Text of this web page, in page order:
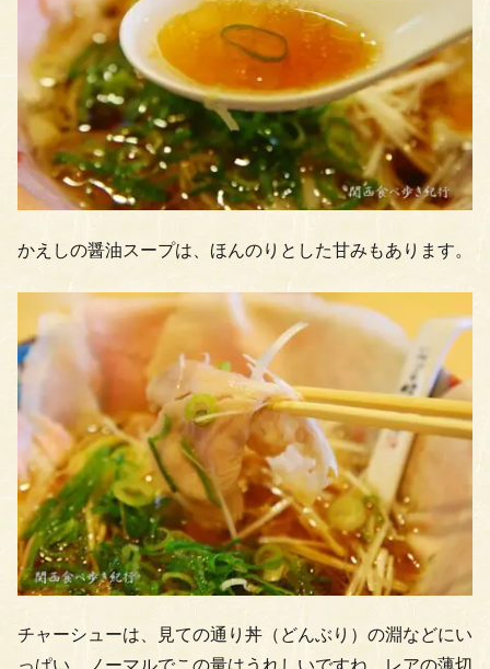
かえしの醤油スープは、ほんのりとした甘みもあります。
チャーシューは、見ての通り丼（どんぶり）の淵などにい